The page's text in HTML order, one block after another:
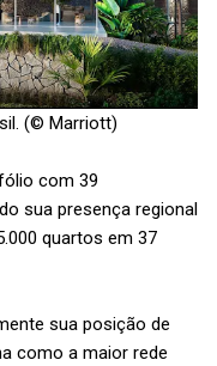
(© Marriott)
com 39
sua presença regional
quartos em 37
sua posição de
como a maior rede